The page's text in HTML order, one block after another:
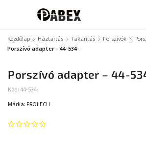
Kezdőlap / Háztartás / Takarítás / Porszívók /
Porszívó adapter – 44-534-
Porszívó adapter – 44-
Kód:44-534-
Márka: PROLECH